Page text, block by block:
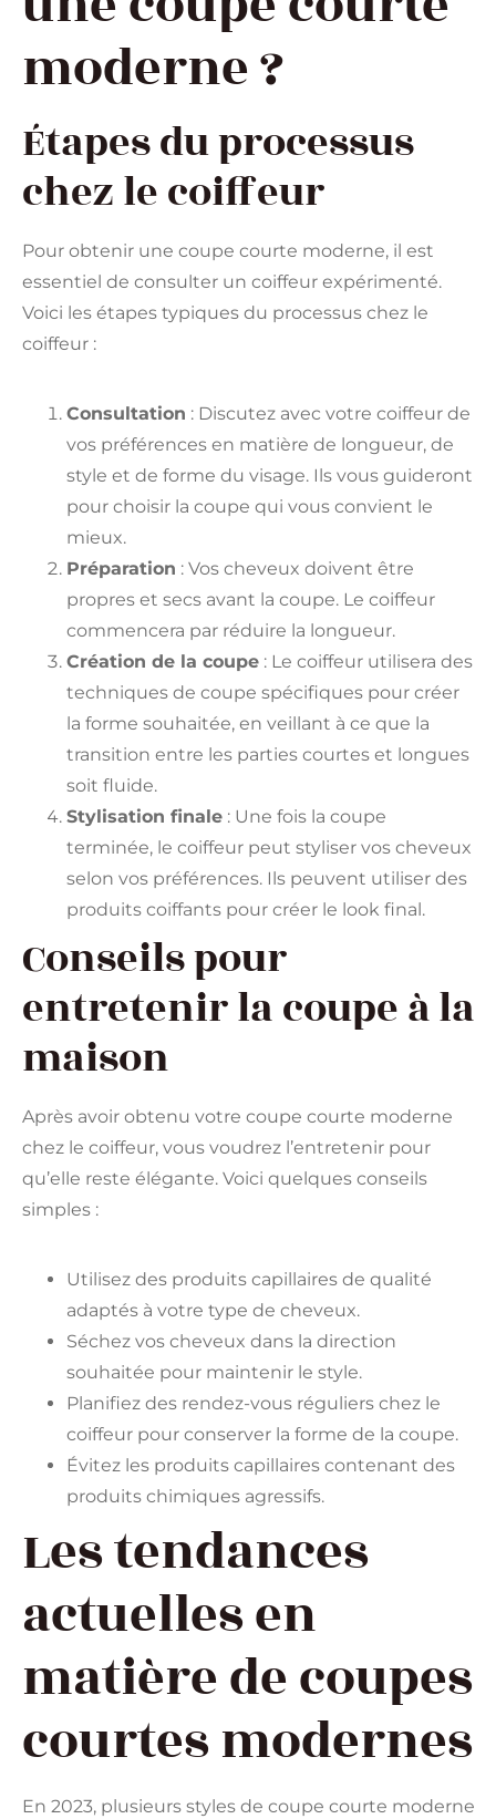
moderne ?
Étapes du processus
chez le coiffeur
Pour obtenir une coupe courte moderne, il est
essentiel de consulter un coiffeur expérimenté.
Voici les étapes typiques du processus chez le
coiffeur :
Consultation : Discutez avec votre coiffeur de
vos préférences en matière de longueur, de
style et de forme du visage. Ils vous guideront
pour choisir la coupe qui vous convient le
mieux.
Préparation : Vos cheveux doivent être
propres et secs avant la coupe. Le coiffeur
commencera par réduire la longueur.
Création de la coupe : Le coiffeur utilisera des
techniques de coupe spécifiques pour créer
la forme souhaitée, en veillant à ce que la
transition entre les parties courtes et longues
soit fluide.
Stylisation finale : Une fois la coupe
terminée, le coiffeur peut styliser vos cheveux
selon vos préférences. Ils peuvent utiliser des
produits coiffants pour créer le look final.
Conseils pour
entretenir la coupe à la
maison
Après avoir obtenu votre coupe courte moderne
chez le coiffeur, vous voudrez l’entretenir pour
qu’elle reste élégante. Voici quelques conseils
simples :
Utilisez des produits capillaires de qualité
adaptés à votre type de cheveux.
Séchez vos cheveux dans la direction
souhaitée pour maintenir le style.
Planifiez des rendez-vous réguliers chez le
coiffeur pour conserver la forme de la coupe.
Évitez les produits capillaires contenant des
produits chimiques agressifs.
Les tendances
actuelles en
matière de coupes
courtes modernes
En 2023, plusieurs styles de coupe courte moderne